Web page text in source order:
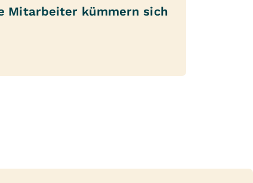
Mitarbeiter kümmern sich